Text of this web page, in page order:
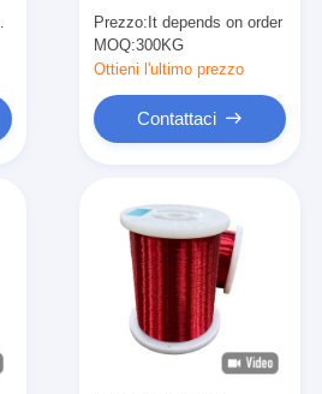
di rame naturale rosso
verde variazioni di
colore
Prezzo: It depends on order
MOQ:300KG
Ottieni l'ultimo prezzo
Contattaci